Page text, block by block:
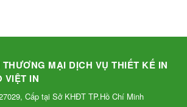
MẠI DỊCH VỤ THIẾT KẾ IN
VIỆT IN
Cấp tại Sở KHĐT TP.Hồ Chí Minh